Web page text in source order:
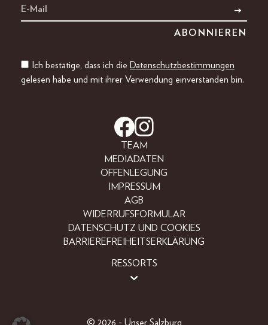
Ich bestätige, dass ich die Datenschutzbestimmungen
gelesen habe und mit ihrer Verwendung einverstanden bin.
TEAM
MEDIADATEN
OFFENLEGUNG
IMPRESSUM
AGB
WIDERRUFSFORMULAR
DATENSCHUTZ UND COOKIES
BARRIEREFREIHEITSERKLÄRUNG
RESSORTS
© 2026 - Unser Salzburg